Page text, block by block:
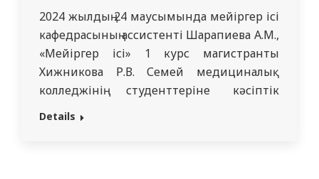
2024 жылдың 24 маусымында мейіргер ісі
кафедрасының ассистенті Шарапиева А.М.,
«Мейіргер ісі» 1 курс магистранты
Хижникова Р.В. Семей медициналық
колледжінің студенттеріне кәсіптік
бағдар беру жұмысын жүргізді. Кәсіптік
Details